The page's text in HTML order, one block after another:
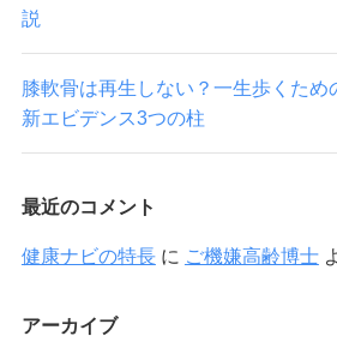
説
膝軟骨は再生しない？一生歩くため
新エビデンス3つの柱
最近のコメント
健康ナビの特長に ご機嫌高齢博士
アーカイブ